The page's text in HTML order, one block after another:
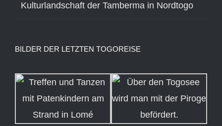
Kulturlandschaft der Tamberma in Nordtogo
BILDER DER LETZTEN TOGOREISE